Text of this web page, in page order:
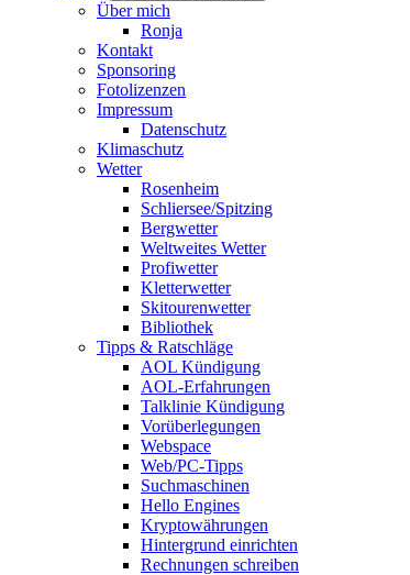
Über mich
Ronja
Kontakt
Sponsoring
Fotolizenzen
Impressum
Datenschutz
Klimaschutz
Wetter
Rosenheim
Schliersee/Spitzing
Bergwetter
Weltweites Wetter
Profiwetter
Kletterwetter
Skitourenwetter
Bibliothek
Tipps & Ratschläge
AOL Kündigung
AOL-Erfahrungen
Talklinie Kündigung
Vorüberlegungen
Webspace
Web/PC-Tipps
Suchmaschinen
Hello Engines
Kryptowährungen
Hintergrund einrichten
Rechnungen schreiben